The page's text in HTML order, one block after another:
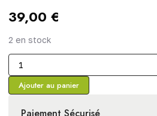
39,00 €
2 en stock
Ajouter au panier